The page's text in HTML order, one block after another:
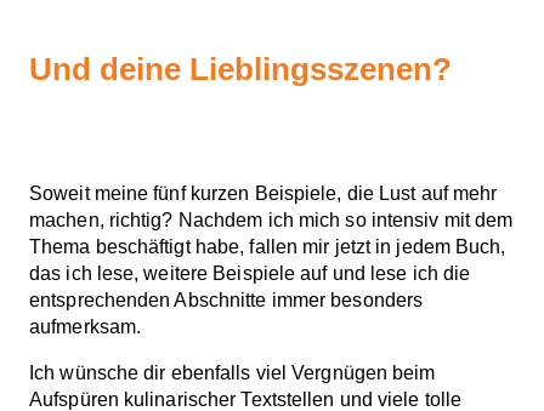
Und deine Lieblingsszenen?
Soweit meine fünf kurzen Beispiele, die Lust auf mehr
machen, richtig? Nachdem ich mich so intensiv mit dem
Thema beschäftigt habe, fallen mir jetzt in jedem Buch,
das ich lese, weitere Beispiele auf und lese ich die
entsprechenden Abschnitte immer besonders
aufmerksam.
Ich wünsche dir ebenfalls viel Vergnügen beim
Aufspüren kulinarischer Textstellen und viele tolle